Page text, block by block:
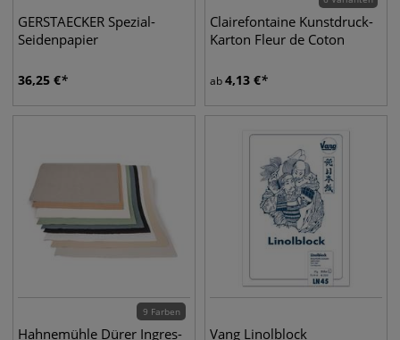
GERSTAECKER Spezial-
Seidenpapier
36,25 €
Clairefontaine Kunstdruck-
Karton Fleur de Coton
ab4,13 €
9 Farben
Hahnemühle Dürer Ingres- Vang Linolblock